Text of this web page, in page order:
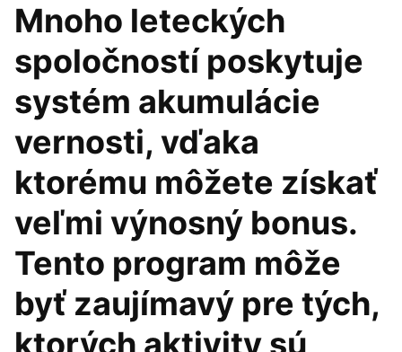
Mnoho leteckých
spoločností poskytuje
systém akumulácie
vernosti, vďaka
ktorému môžete získať
veľmi výnosný bonus.
Tento program môže
byť zaujímavý pre tých,
ktorých aktivity sú